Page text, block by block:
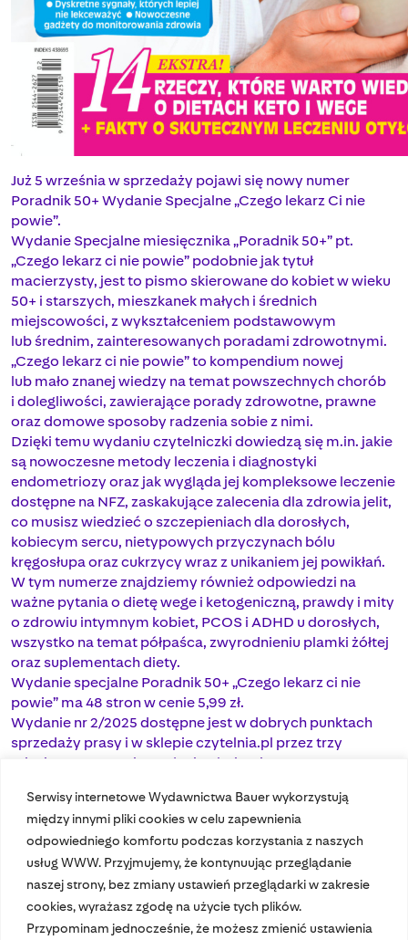
Serwisy internetowe Wydawnictwa Bauer wykorzystują
między innymi pliki cookies w celu zapewnienia
odpowiedniego komfortu podczas korzystania z naszych
usług WWW. Przyjmujemy, że kontynuując przeglądanie
naszej strony, bez zmiany ustawień przeglądarki w zakresie
cookies, wyrażasz zgodę na użycie tych plików.
Przypominam jednocześnie, że możesz zmienić ustawienia
Już 5 września w sprzedaży pojawi się nowy numer
Poradnik 50+ Wydanie Specjalne „Czego lekarz Ci nie
powie”.
Wydanie Specjalne miesięcznika „Poradnik 50+” pt.
„Czego lekarz ci nie powie” podobnie jak tytuł
macierzysty, jest to pismo skierowane do kobiet w wieku
50+ i starszych, mieszkanek małych i średnich
miejscowości, z wykształceniem podstawowym
lub średnim, zainteresowanych poradami zdrowotnymi.
„Czego lekarz ci nie powie” to kompendium nowej
lub mało znanej wiedzy na temat powszechnych chorób
i dolegliwości, zawierające porady zdrowotne, prawne
oraz domowe sposoby radzenia sobie z nimi.
Dzięki temu wydaniu czytelniczki dowiedzą się m.in. jakie
są nowoczesne metody leczenia i diagnostyki
endometriozy oraz jak wygląda jej kompleksowe leczenie
dostępne na NFZ, zaskakujące zalecenia dla zdrowia jelit,
co musisz wiedzieć o szczepieniach dla dorosłych,
kobiecym sercu, nietypowych przyczynach bólu
kręgosłupa oraz cukrzycy wraz z unikaniem jej powikłań.
W tym numerze znajdziemy również odpowiedzi na
ważne pytania o dietę wege i ketogeniczną, prawdy i mity
o zdrowiu intymnym kobiet, PCOS i ADHD u dorosłych,
wszystko na temat półpaśca, zwyrodnieniu plamki żółtej
oraz suplementach diety.
Wydanie specjalne Poradnik 50+ „Czego lekarz ci nie
powie” ma 48 stron w cenie 5,99 zł.
Wydanie nr 2/2025 dostępne jest w dobrych punktach
sprzedaży prasy i w sklepie czytelnia.pl przez trzy
miesiące. Promocja wydania obejmuje magazyny